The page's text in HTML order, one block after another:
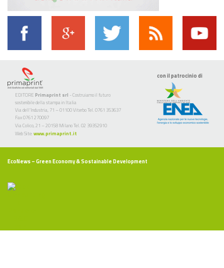
EDITORE Primaprint srl - Costruiamo il futuro
sostenibile della stampa in Italia
Via dell’Industria, 71 – 01100 Viterbo Tel. 0761 353637
Fax 0761 270097
Via Colico, 21 – 20158 Milano Tel. 02 39352910
Web Site: www.primaprint.it
con il patrocinio di
EcoNews– Green Economy & Sostainable Development